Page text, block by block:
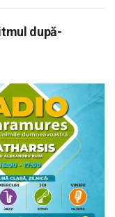
după-